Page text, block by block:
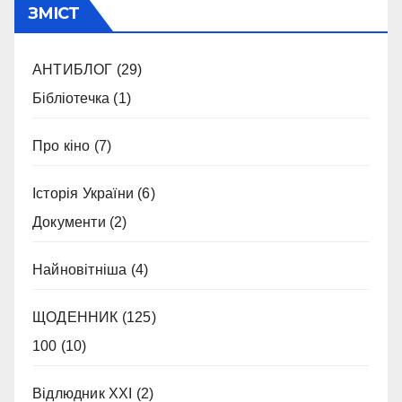
ЗМІСТ
АНТИБЛОГ (29)
Бібліотечка (1)
Про кіно (7)
Історія України (6)
Документи (2)
Найновітніша (4)
ЩОДЕННИК (125)
100 (10)
Відлюдник XXI (2)